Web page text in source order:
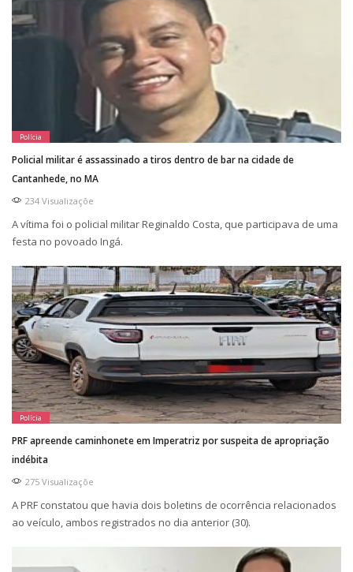
Polícia
Policial militar é assassinado a tiros dentro de bar na cidade de
Cantanhede, no MA
234 Visualizaçõe
A vítima foi o policial militar Reginaldo Costa, que participava de uma
festa no povoado Ingá.
Polícia
PRF apreende caminhonete em Imperatriz por suspeita de apropriação
indébita
275 Visualizaçõe
A PRF constatou que havia dois boletins de ocorrência relacionados
ao veículo, ambos registrados no dia anterior (30).